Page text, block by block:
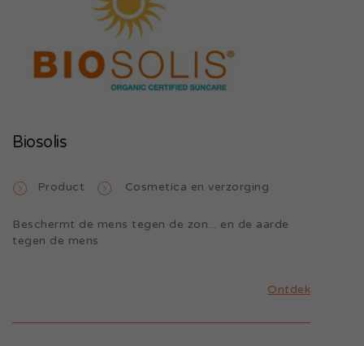
Biosolis
Product Cosmetica en verzorging
Beschermt de mens tegen de zon... en de aarde
tegen de mens
Ontdek